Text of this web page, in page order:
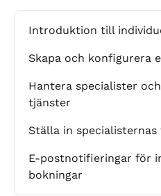
Introduktion till
Skapa och konfigurera
Hantera specialister
tjänster
Ställa in
E-postnotifieringar för
bokningar